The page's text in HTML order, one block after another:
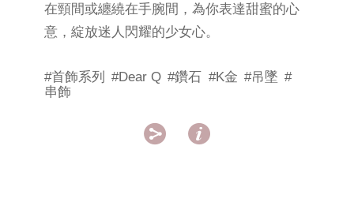
在頸間或纏繞在手腕間，為你表達甜蜜的心
意，綻放迷人閃耀的少女心。
#首飾系列 #Dear Q #鑽石 #K金 #吊墜 #
串飾
 